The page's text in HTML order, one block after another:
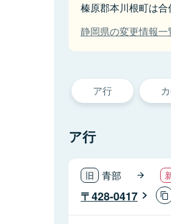
榛原郡本川根町は
静岡県の変更情報一
ア行
ア行
青部
428-0417